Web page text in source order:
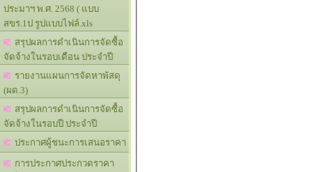
ประมาฯ พ.ศ. 2568 ( แบบ
สขร.1ป รูปแบบไฟล์.xls
สรุปผลการดำเนินการจัดซื้อ
จัดจ้างในรอบเดือน ประจำปี
รายงานแผนการจัดหาพัสดุ
(ผด.3)
สรุปผลการดำเนินการจัดซื้อ
จัดจ้างในรอบปี ประจำปี
ประกาศผู้ชนะการเสนอราคา
การประกาศประกวดราคา